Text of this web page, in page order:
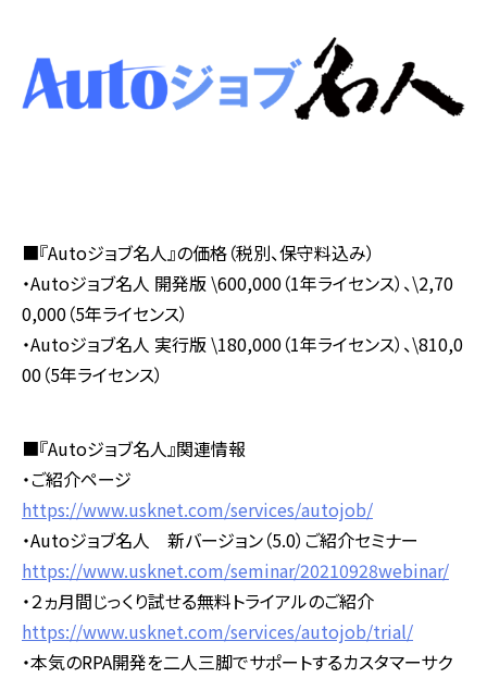
■『Autoジョブ名人』の価格（税別、保守料込み）
・Autoジョブ名人 開発版 \600,000（1年ライセンス）、\2,70
0,000（5年ライセンス）
・Autoジョブ名人 実行版 \180,000（1年ライセンス）、\810,0
00（5年ライセンス）
■『Autoジョブ名人』関連情報
・ご紹介ページ
https://www.usknet.com/services/autojob/
・Autoジョブ名人 新バージョン（5.0）ご紹介セミナー
https://www.usknet.com/seminar/20210928webinar/
・２ヵ月間じっくり試せる無料トライアルのご紹介
https://www.usknet.com/services/autojob/trial/
・本気のRPA開発を二人三脚でサポートするカスタマーサク